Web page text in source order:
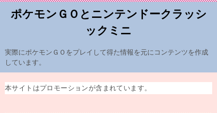
ポケモンＧＯとニンテンドークラッシ
ックミニ
実際にポケモンＧＯをプレイして得た情報を元にコンテンツを作成
しています。
本サイトはプロモーションが含まれています。